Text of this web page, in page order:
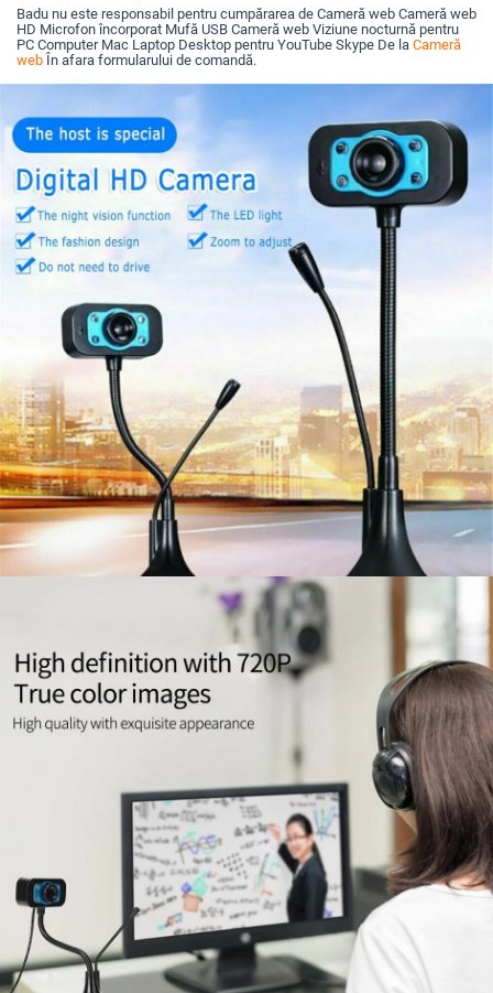
Badu nu este responsabil pentru cumpărarea de Cameră web Cameră web
HD Microfon încorporat Mufă USB Cameră web Viziune nocturnă pentru
PC Computer Mac Laptop Desktop pentru YouTube Skype De la Cameră
web În afara formularului de comandă.